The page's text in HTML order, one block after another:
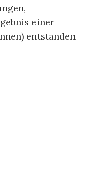
einer
entstanden